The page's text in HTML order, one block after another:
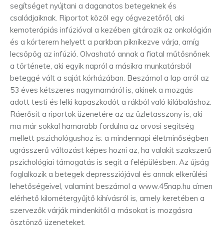
segítséget nyújtani a daganatos betegeknek és
családjaiknak. Riportot közöl egy cégvezetőről, aki
kemoterápiás infúzióval a kezében gitározik az onkológián
és a kórterem helyett a parkban piknikezve várja, amíg
lecsöpög az infúzió. Olvasható annak a fiatal műtősnőnek
a története, aki egyik napról a másikra munkatársból
beteggé vált a saját kórházában. Beszámol a lap arról az
53 éves kétszeres nagymamáról is, akinek a mozgás
adott testi és lelki kapaszkodót a rákból való kilábaláshoz.
Ráerősít a riportok üzenetére az az üzletasszony is, aki
ma már sokkal hamarabb fordulna az orvosi segítség
mellett pszichológushoz is: a mindennapi életminőségben
ugrásszerű változást képes hozni az, ha valakit szakszerű
pszichológiai támogatás is segít a felépülésben. Az újság
foglalkozik a betegek depressziójával és annak elkerülési
lehetőségeivel, valamint beszámol a www.45nap.hu címen
elérhető kilométergyűjtő kihívásról is, amely keretében a
szervezők várják mindenkitől a másokat is mozgásra
ösztönző üzeneteket.